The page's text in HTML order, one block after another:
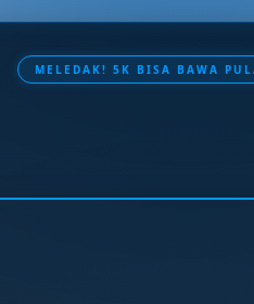
MELEDAK! 5K BISA BAWA